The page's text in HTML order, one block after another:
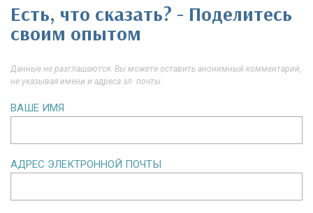
Есть, что сказать? - Поделитесь
своим опытом
Данные не разглашаются. Вы можете оставить анонимный комментарий,
не указывая имени и адреса эл. почты
ВАШЕ ИМЯ
АДРЕС ЭЛЕКТРОННОЙ ПОЧТЫ